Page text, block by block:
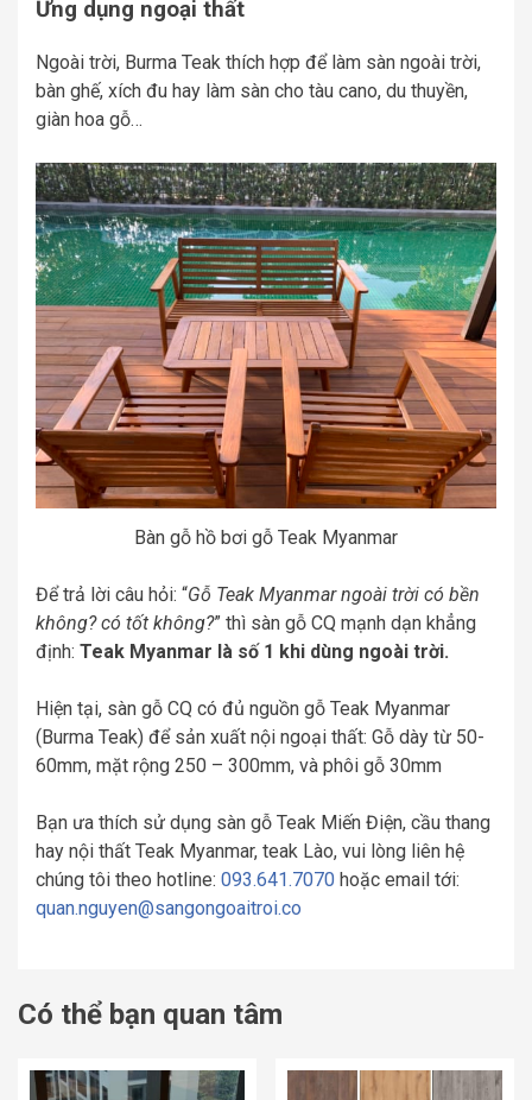
Ứng dụng ngoại thất
Ngoài trời, Burma Teak thích hợp để làm sàn ngoài trời,
bàn ghế, xích đu hay làm sàn cho tàu cano, du thuyền,
giàn hoa gỗ…
Bàn gỗ hồ bơi gỗ Teak Myanmar
Để trả lời câu hỏi: “Gỗ Teak Myanmar ngoài trời có bền
không? có tốt không?” thì sàn gỗ CQ mạnh dạn khẳng
định: Teak Myanmar là số 1 khi dùng ngoài trời.
Hiện tại, sàn gỗ CQ có đủ nguồn gỗ Teak Myanmar
(Burma Teak) để sản xuất nội ngoại thất: Gỗ dày từ 50-
60mm, mặt rộng 250 – 300mm, và phôi gỗ 30mm
Bạn ưa thích sử dụng sàn gỗ Teak Miến Điện, cầu thang
hay nội thất Teak Myanmar, teak Lào, vui lòng liên hệ
chúng tôi theo hotline: 093.641.7070 hoặc email tới:
quan.nguyen@sangongoaitroi.co
Có thể bạn quan tâm